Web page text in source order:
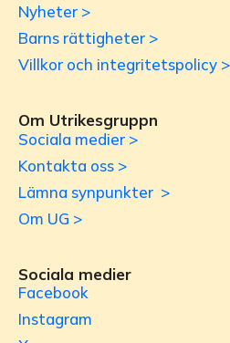
Nyheter >
Barns rättigheter >
Villkor och integritetspolicy >
Om Utrikesgruppn
Sociala medier >
Kontakta oss >
Lämna synpunkter >
Om UG >
Sociala medier
Facebook
Instagram